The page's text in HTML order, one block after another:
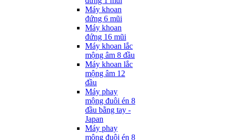
Máy khoan
đứng 6 mũi
Máy khoan
đứng 16 mũi
Máy khoan lắc
mộng âm 8 đầu
Máy khoan lắc
mộng âm 12
đầu
Máy phay
mộng đuôi én 8
đầu bằng tay -
Japan
Máy phay
mộng đuôi én 8